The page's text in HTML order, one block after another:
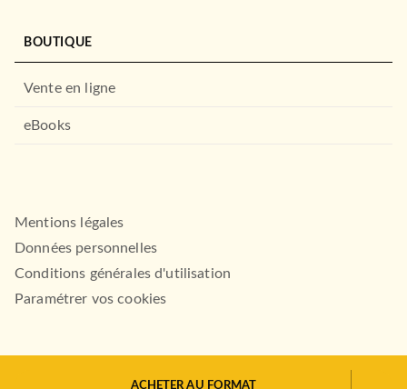
ACHETER AU FORMAT
BOUTIQUE
Vente en ligne
eBooks
Mentions légales
Données personnelles
Conditions générales d'utilisation
Paramétrer vos cookies